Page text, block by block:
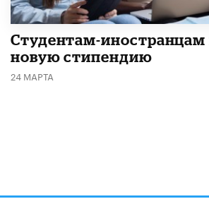
Студентам-
новую стипендию
24 МАРТА